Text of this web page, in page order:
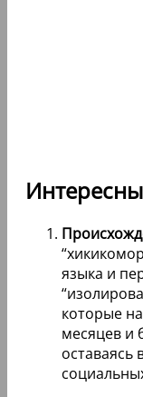
языка и
которые
месяцев и
оставаясь